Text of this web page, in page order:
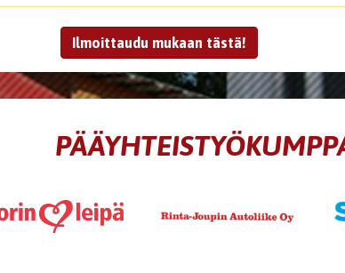
Ilmoittaudu mukaan tästä!